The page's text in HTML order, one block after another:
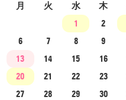
月 火 水 木
1
2
6 7 8 9
13 14 15 16
20 21 22 23
27 28 29 30